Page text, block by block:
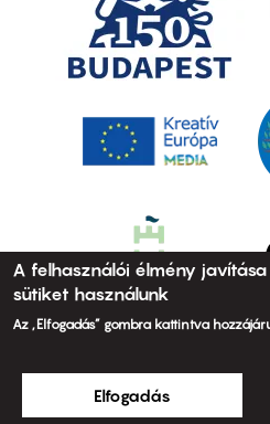
A felhasználói élmény
sütiket használunk
Az „Elfogadás” gombra kattintva
Elfogadás